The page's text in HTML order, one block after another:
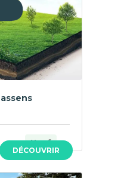
DÉCOUVRIR
Neuf